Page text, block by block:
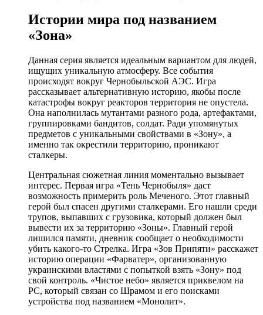
Истории мира под названием
«Зона»
Данная серия является идеальным вариантом для людей,
ищущих уникальную атмосферу. Все события
происходят вокруг Чернобыльской АЭС. Игра
рассказывает альтернативную историю, якобы после
катастрофы вокруг реакторов территория не опустела.
Она наполнилась мутантами разного рода, артефактами,
группировками бандитов, солдат. Ради упомянутых
предметов с уникальными свойствами в «Зону», а
именно так окрестили территорию, проникают
сталкеры.
Центральная сюжетная линия моментально вызывает
интерес. Первая игра «Тень Чернобыля» даст
возможность примерить роль Меченого. Этот главный
герой был спасен другими сталкерами. Его нашли среди
трупов, выпавших с грузовика, который должен был
вывести их за территорию «Зоны». Главный герой
лишился памяти, дневник сообщает о необходимости
убить какого-то Стрелка. Игра «Зов Припяти» расскажет
историю операции «Фарватер», организованную
украинскими властями с попыткой взять «Зону» под
свой контроль. «Чистое небо» является приквелом на
PC, который связан со Шрамом и его поисками
устройства под названием «Монолит».